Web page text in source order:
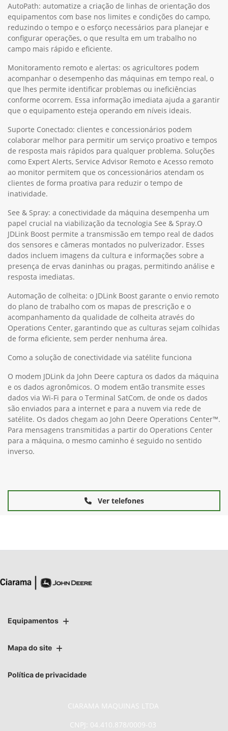
AutoPath: automatize a criação de linhas de orientação dos
equipamentos com base nos limites e condições do campo,
reduzindo o tempo e o esforço necessários para planejar e
configurar operações, o que resulta em um trabalho no
campo mais rápido e eficiente.
Monitoramento remoto e alertas: os agricultores podem
acompanhar o desempenho das máquinas em tempo real, o
que lhes permite identificar problemas ou ineficiências
conforme ocorrem. Essa informação imediata ajuda a garantir
que o equipamento esteja operando em níveis ideais.
Suporte Conectado: clientes e concessionários podem
colaborar melhor para permitir um serviço proativo e tempos
de resposta mais rápidos para qualquer problema. Soluções
como Expert Alerts, Service Advisor Remoto e Acesso remoto
ao monitor permitem que os concessionários atendam os
clientes de forma proativa para reduzir o tempo de
inatividade.
See & Spray: a conectividade da máquina desempenha um
papel crucial na viabilização da tecnologia See & Spray.O
JDLink Boost permite a transmissão em tempo real de dados
dos sensores e câmeras montados no pulverizador. Esses
dados incluem imagens da cultura e informações sobre a
presença de ervas daninhas ou pragas, permitindo análise e
resposta imediatas.
Automação de colheita: o JDLink Boost garante o envio remoto
do plano de trabalho com os mapas de prescrição e o
acompanhamento da qualidade de colheita através do
Operations Center, garantindo que as culturas sejam colhidas
de forma eficiente, sem perder nenhuma área.
Como a solução de conectividade via satélite funciona
O modem JDLink da John Deere captura os dados da máquina
e os dados agronômicos. O modem então transmite esses
dados via Wi-Fi para o Terminal SatCom, de onde os dados
são enviados para a internet e para a nuvem via rede de
satélite. Os dados chegam ao John Deere Operations Center™.
Para mensagens transmitidas a partir do Operations Center
para a máquina, o mesmo caminho é seguido no sentido
inverso.
Ver telefones
Equipamentos
Mapa do site
Política de privacidade
CIARAMA MAQUINAS LTDA
CNPJ: 04.410.878/0009-03